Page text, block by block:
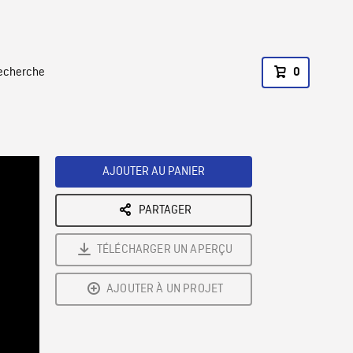
0
AJOUTER AU PANIER
PARTAGER
TÉLÉCHARGER UN APERÇU
AJOUTER À UN PROJET